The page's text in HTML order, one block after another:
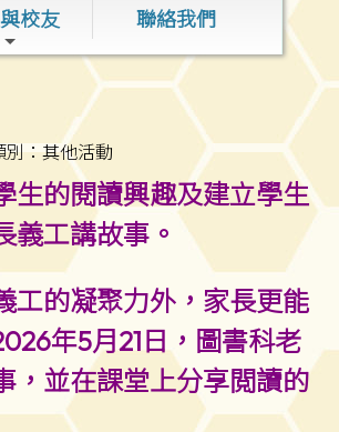
校友 聯絡我們
別：其他活動
生的閱讀興趣及建立學生
義工講故事。
工的凝聚力外，家長更能
年5月21日，圖書科老
，並在課堂上分享閲讀的